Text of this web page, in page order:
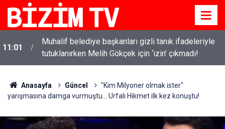
11:01
Muhalif belediye başkanları gizli tanık ifadeleriyle
tutuklanırken Melih Gökçek için ‘izin’ çıkmadı!
Anasayfa Güncel
"Kim Milyoner olmak ister"
yarışmasına damga vurmuştu... Urfalı Hikmet ilk kez konuştu!